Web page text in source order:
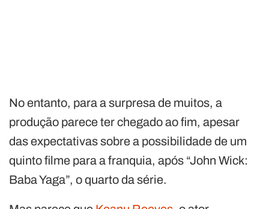
No entanto, para a surpresa de muitos, a
produção parece ter chegado ao fim, apesar
das expectativas sobre a possibilidade de um
quinto filme para a franquia, após “John Wick:
Baba Yaga”, o quarto da série.